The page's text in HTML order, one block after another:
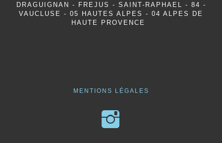
DRAGUIGNAN - FREJUS - SAINT-RAPHAEL - 84 -
VAUCLUSE - 05 HAUTES ALPES - 04 ALPES DE
HAUTE PROVENCE
MENTIONS LÉGALES